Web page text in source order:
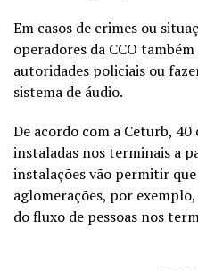
Em casos de crimes ou
operadores da CCO
autoridades policiais ou
sistema de áudio.
De acordo com a Ceturb, 40
instaladas nos terminais a
instalações vão permitir
aglomerações, por
do fluxo de pessoas nos